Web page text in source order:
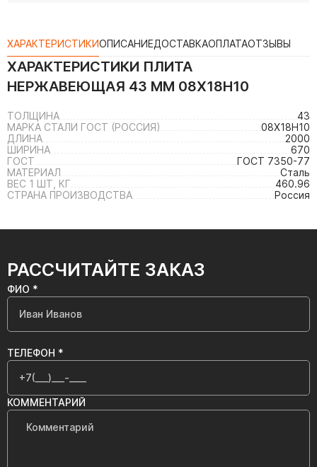
ХАРАКТЕРИСТИКИОПИСАНИЕДОСТАВКАОПЛАТАОТЗЫВЫ
ХАРАКТЕРИСТИКИ ПЛИТА
НЕРЖАВЕЮЩАЯ 43 ММ 08Х18Н10
ТОЛЩИНА
43
МАРКА СТАЛИ ГОСТ (РОССИЯ)
08Х18Н10
ДЛИНА
2000
ШИРИНА
670
ГОСТ
ГОСТ 7350-77
МАТЕРИАЛ
Сталь
ВЕС 1 ШТ, КГ
460.96
СТРАНА ПРОИЗВОДСТВА
Россия
РАССЧИТАЙТЕ ЗАКАЗ
ФИО *
ТЕЛЕФОН *
КОММЕНТАРИЙ